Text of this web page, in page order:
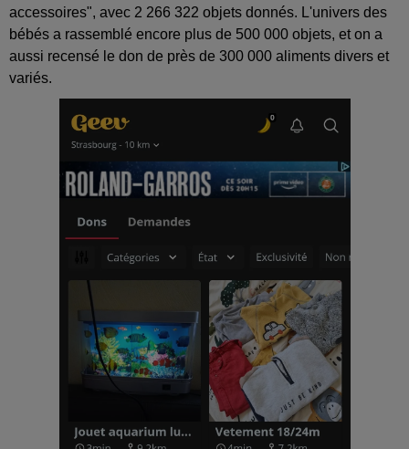
accessoires", avec 2 266 322 objets donnés. L'univers des
bébés a rassemblé encore plus de 500 000 objets, et on a
aussi recensé le don de près de 300 000 aliments divers et
variés.